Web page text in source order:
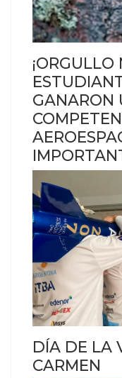
GANARON
DÍA DE LA
CARMEN